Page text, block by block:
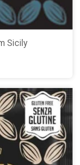
Sicily